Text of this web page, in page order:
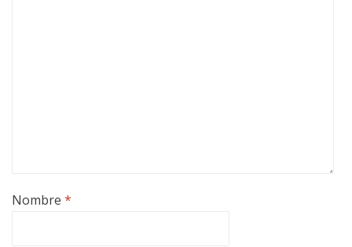
Nombre *